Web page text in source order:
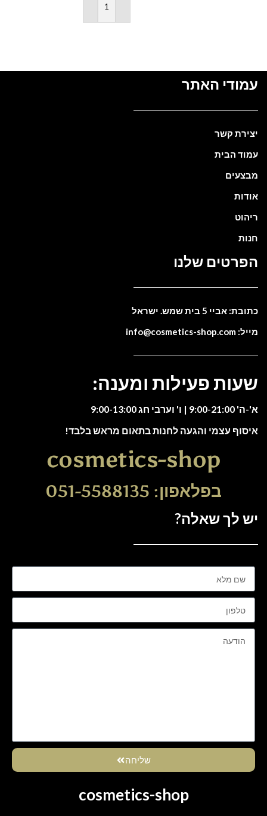
הוספה לסל
עמודי האתר
יצירת קשר
עמוד הבית
מבצעים
אודות
ריהוט
חנות
הפרטים שלנו
כתובת: אביי 5 בית שמש. ישראל
מייל: info@cosmetics-shop.com
שעות פעילות ומענה:
א'-ה' 9:00-21:00 | ו' וערבי חג 9:00-13:00
איסוף עצמי והגעה לחנות בתאום מראש בלבד!
cosmetics-shop
בפלאפון: 051-5588135
יש לך שאלה?
שליחה
cosmetics-shop